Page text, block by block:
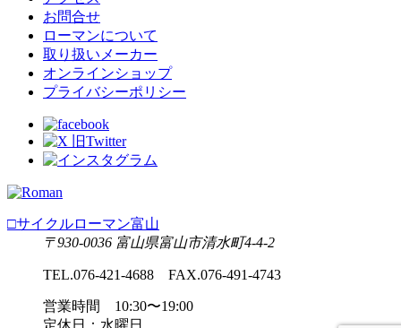
お問合せ
ローマンについて
取り扱いメーカー
オンラインショップ
プライバシーポリシー
□サイクルローマン富山
〒930-0036 富山県富山市清水町4-4-2
TEL.076-421-4688 FAX.076-491-4743
営業時間 10:30〜19:00
定休日：水曜日